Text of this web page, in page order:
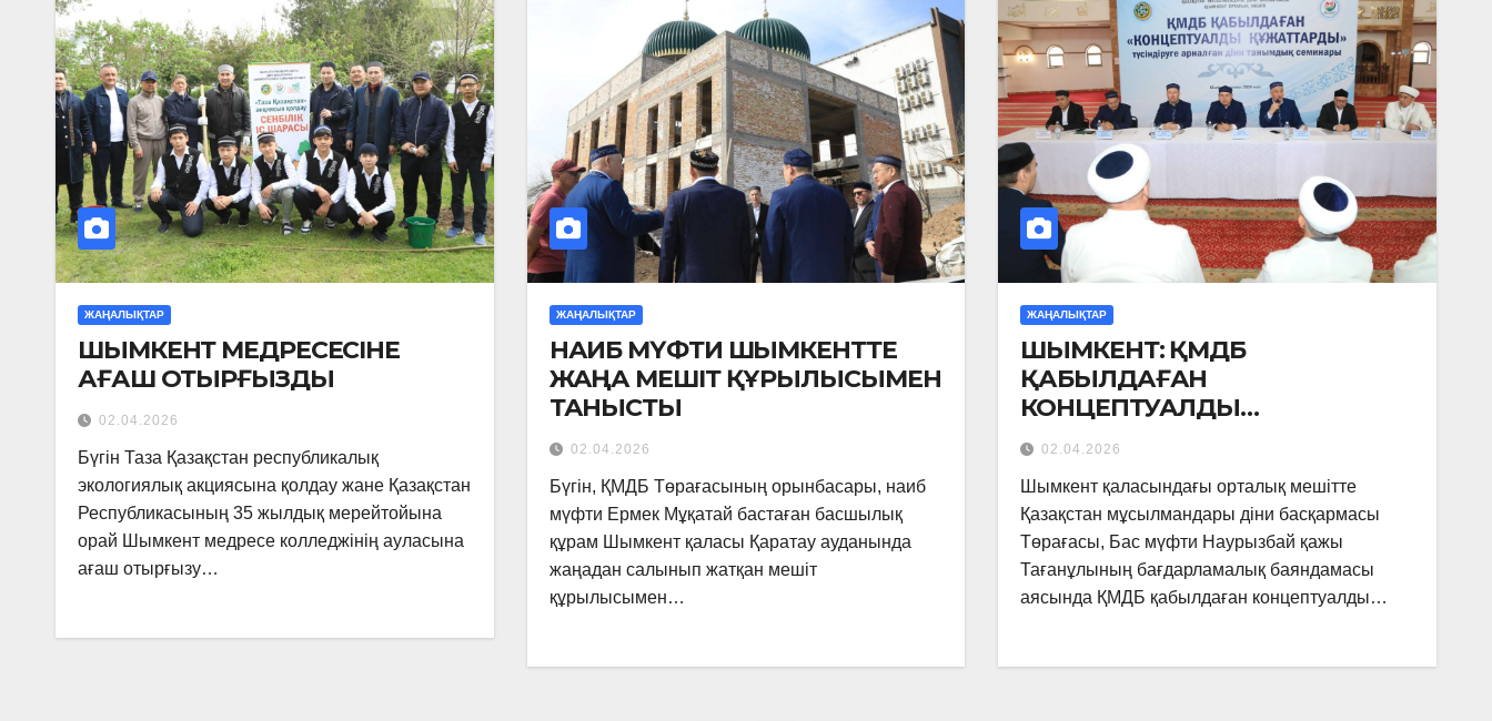
ЖАҢАЛЫҚТАР
ШЫМКЕНТ МЕДРЕСЕСІНЕ
АҒАШ ОТЫРҒЫЗДЫ
02.04.2026
Бүгін Таза Қазақстан республикалық
экологиялық акциясына қолдау жане Қазақстан
Республикасының 35 жылдық мерейтойына
орай Шымкент медресе колледжінің ауласына
ағаш отырғызу…
ЖАҢАЛЫҚТАР
НАИБ МҮФТИ ШЫМКЕНТТЕ
ЖАҢА МЕШІТ ҚҰРЫЛЫСЫМЕН
ТАНЫСТЫ
02.04.2026
Бүгін, ҚМДБ Төрағасының орынбасары, наиб
мүфти Ермек Мұқатай бастаған басшылық
құрам Шымкент қаласы Қаратау ауданында
жаңадан салынып жатқан мешіт
құрылысымен…
ЖАҢАЛЫҚТАР
ШЫМКЕНТ: ҚМДБ
ҚАБЫЛДАҒАН
КОНЦЕПТУАЛДЫ
ҚҰЖАТТАРҒА АРНАЛҒАН
СЕМИНАР ӨТТІ
02.04.2026
Шымкент қаласындағы орталық мешітте
Қазақстан мұсылмандары діни басқармасы
Төрағасы, Бас мүфти Наурызбай қажы
Тағанұлының бағдарламалық баяндамасы
аясында ҚМДБ қабылдаған концептуалды…